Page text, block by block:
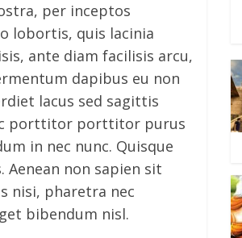
per inceptos
lobortis, quis lacinia
ante diam facilisis arcu,
dapibus eu non
lacus sed sagittis
porttitor porttitor purus
in nec nunc. Quisque
non sapien sit
nisi, pharetra nec
bibendum nisl.